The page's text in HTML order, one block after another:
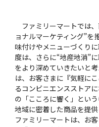
ファミリーマートでは
ョナルマーケティング”を
味付けやメニューづくり
度は、さらに“地産地消”
をより深めていきたいと
は、お客さまに『気軽に
るコンビニエンスストア
の「こころに響く」とい
地域に密着した商品を提供
ファミリーマートは、お